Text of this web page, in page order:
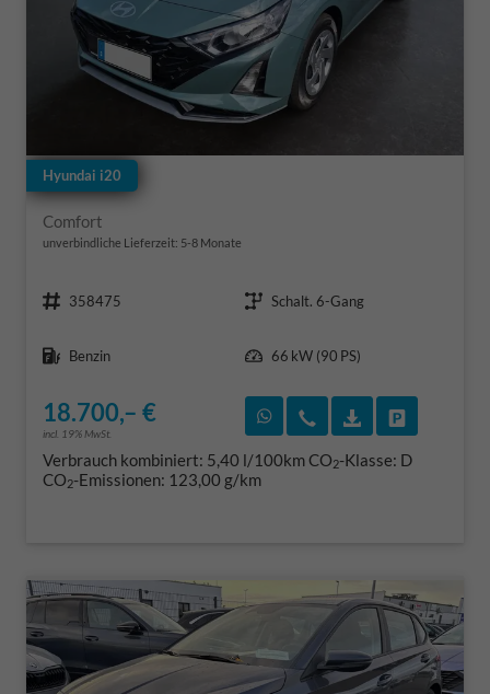
Hyundai i20
Comfort
unverbindliche Lieferzeit: 5-8 Monate
358475
Schalt. 6-Gang
Benzin
66 kW (90 PS)
18.700,– €
incl. 19% MwSt.
Rückruf vereinbaren
Wir rufen Sie an
Verbrauch kombiniert: 5,40 l/100kmCO2-Klasse: D
CO2-Emissionen: 123,00 g/km